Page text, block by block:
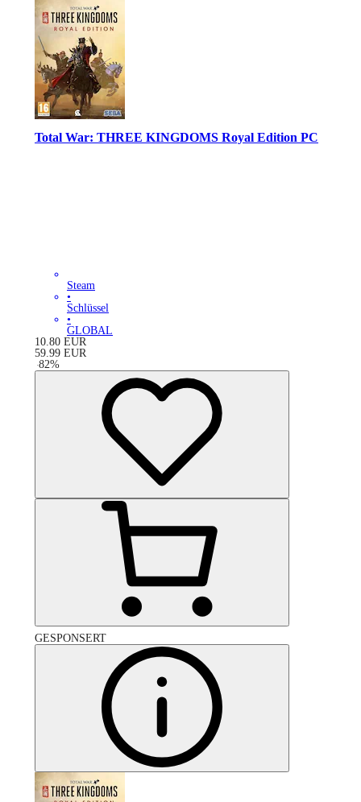
Total War: THREE KINGDOMS Royal Edition PC
Steam
•
Schlüssel
•
GLOBAL
10.80 EUR
59.99 EUR
-82%
GESPONSERT